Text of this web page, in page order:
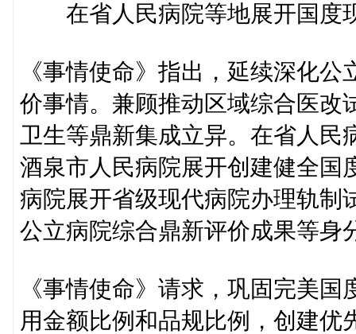
在省人民病院等地展开国度
《事情使命》指出，延续深化
价事情。兼顾推动区域综合医改
卫生等鼎新集成立异。在省人民
酒泉市人民病院展开创建健全国
病院展开省级现代病院办理轨制
公立病院综合鼎新评价成果等身
《事情使命》请求，巩固完美
用金额比例和品规比例，创建优